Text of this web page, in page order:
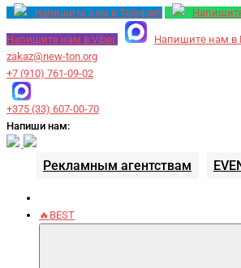
Напишите нам в Telegram
Напишите нам в Viber
Напишите нам в
zakaz@new-ton.org
+7 (910) 761-09-02
+375 (33) 607-00-70
Напиши нам:
Рекламным агентствам
🔥BEST